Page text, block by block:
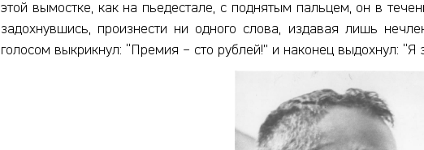
этой вымостке, как на пьедестале, с поднятым пальцем, он в
задохнувшись, произнести ни одного слова, издавая лишь
голосом выкрикнул: “Премия – сто рублей!” и наконец выдохнул: “Я